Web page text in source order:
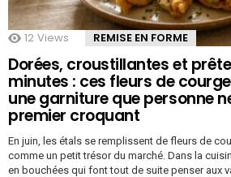
12 Views REMISE EN FORME
Dorées, croustillantes et
minutes : ces fleurs de
une garniture que personne
premier croquant
En juin, les étals se remplissent de fleurs de
comme un petit trésor du marché. Dans la
en bouchées qui font tout de suite penser aux